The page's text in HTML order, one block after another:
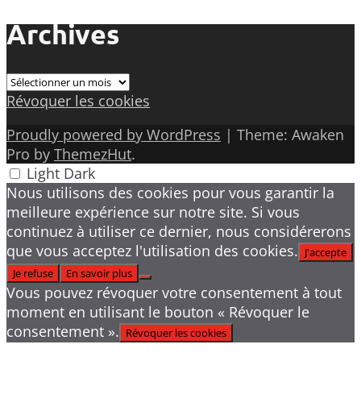
Archives
Archives
Révoquer les cookies
Proudly powered by WordPress | Theme: Awaken
Pro by ThemezHut.
Light Dark
Nous utilisons des cookies pour vous garantir la
meilleure expérience sur notre site. Si vous
continuez à utiliser ce dernier, nous considérerons
que vous acceptez l'utilisation des cookies. J'accepte
Je refuse
En savoir plus
Vous pouvez révoquer votre consentement à tout
moment en utilisant le bouton « Révoquer le
consentement ». Révoquer les cookies